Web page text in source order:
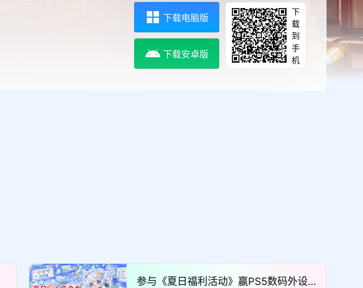
下载电脑版
下载安卓版
下
载
到
手
机
参与《夏日福利活动》赢PS5数码外设